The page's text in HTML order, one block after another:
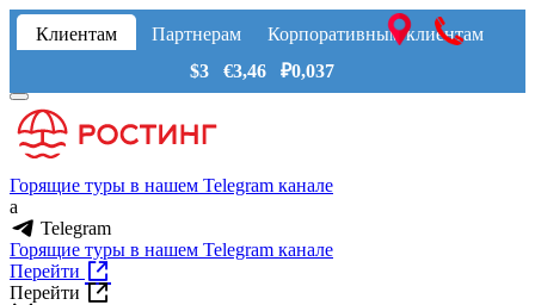
Клиентам Партнерам
Корпоративным клиентам
$3 €3,46 ₽0,037
Горящие туры в нашем Telegram канале
a
Telegram
Горящие туры в нашем Telegram канале
Перейти
Перейти